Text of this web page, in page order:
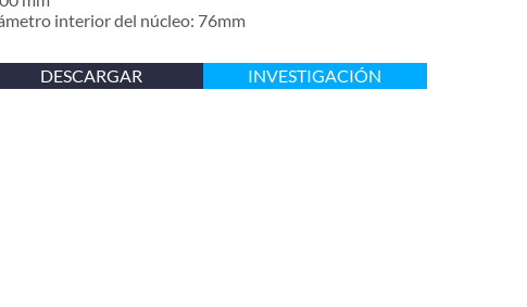
interior del núcleo: 76mm
DESCARGAR INVESTIGACIÓN